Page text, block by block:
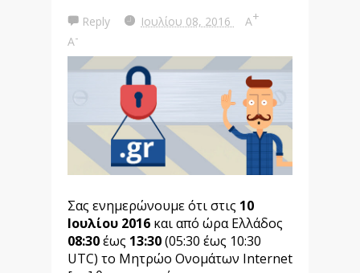
Reply Ιουλίου 08, 2016 A+
A-
Σας ενημερώνουμε ότι στις 10
Ιουλίου 2016 και από ώρα Ελλάδος
08:30έως 13:30(05:30 έως 10:30
UTC) το Μητρώο Ονομάτων Internet